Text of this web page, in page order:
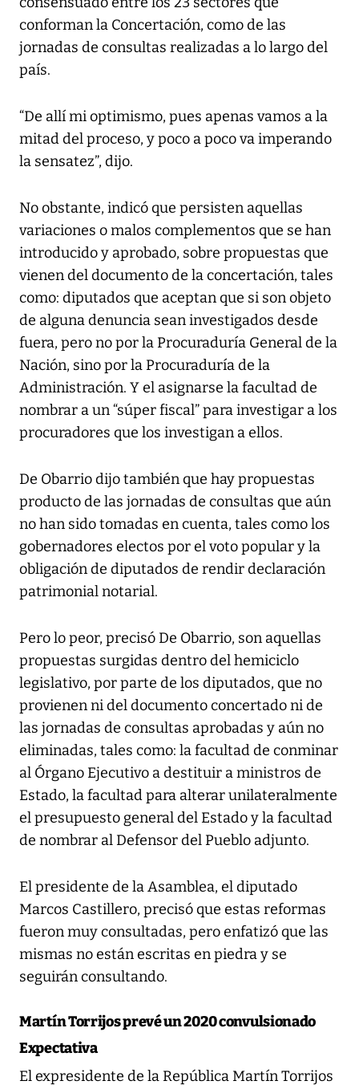
conforman la Concertación, como de las
jornadas de consultas realizadas a lo largo del
país.
“De allí mi optimismo, pues apenas vamos a la
mitad del proceso, y poco a poco va imperando
la sensatez”, dijo.
No obstante, indicó que persisten aquellas
variaciones o malos complementos que se han
introducido y aprobado, sobre propuestas que
vienen del documento de la concertación, tales
como: diputados que aceptan que si son objeto
de alguna denuncia sean investigados desde
fuera, pero no por la Procuraduría General de la
Nación, sino por la Procuraduría de la
Administración. Y el asignarse la facultad de
nombrar a un “súper fiscal” para investigar a los
procuradores que los investigan a ellos.
De Obarrio dijo también que hay propuestas
producto de las jornadas de consultas que aún
no han sido tomadas en cuenta, tales como los
gobernadores electos por el voto popular y la
obligación de diputados de rendir declaración
patrimonial notarial.
Pero lo peor, precisó De Obarrio, son aquellas
propuestas surgidas dentro del hemiciclo
legislativo, por parte de los diputados, que no
provienen ni del documento concertado ni de
las jornadas de consultas aprobadas y aún no
eliminadas, tales como: la facultad de conminar
al Órgano Ejecutivo a destituir a ministros de
Estado, la facultad para alterar unilateralmente
el presupuesto general del Estado y la facultad
de nombrar al Defensor del Pueblo adjunto.
El presidente de la Asamblea, el diputado
Marcos Castillero, precisó que estas reformas
fueron muy consultadas, pero enfatizó que las
mismas no están escritas en piedra y se
seguirán consultando.
Martín Torrijos prevé un 2020 convulsionado
Expectativa
El expresidente de la República Martín Torrijos